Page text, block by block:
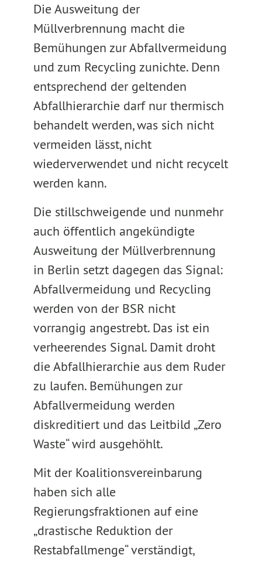
Die Ausweitung der
Müllverbrennung macht die
Bemühungen zur Abfallvermeidung
und zum Recycling zunichte. Denn
entsprechend der geltenden
Abfallhierarchie darf nur thermisch
behandelt werden, was sich nicht
vermeiden lässt, nicht
wiederverwendet und nicht recycelt
werden kann.
Die stillschweigende und nunmehr
auch öffentlich angekündigte
Ausweitung der Müllverbrennung
in Berlin setzt dagegen das Signal:
Abfallvermeidung und Recycling
werden von der BSR nicht
vorrangig angestrebt. Das ist ein
verheerendes Signal. Damit droht
die Abfallhierarchie aus dem Ruder
zu laufen. Bemühungen zur
Abfallvermeidung werden
diskreditiert und das Leitbild „Zero
Waste“ wird ausgehöhlt.
Mit der Koalitionsvereinbarung
haben sich alle
Regierungsfraktionen auf eine
„drastische Reduktion der
Restabfallmenge“ verständigt,